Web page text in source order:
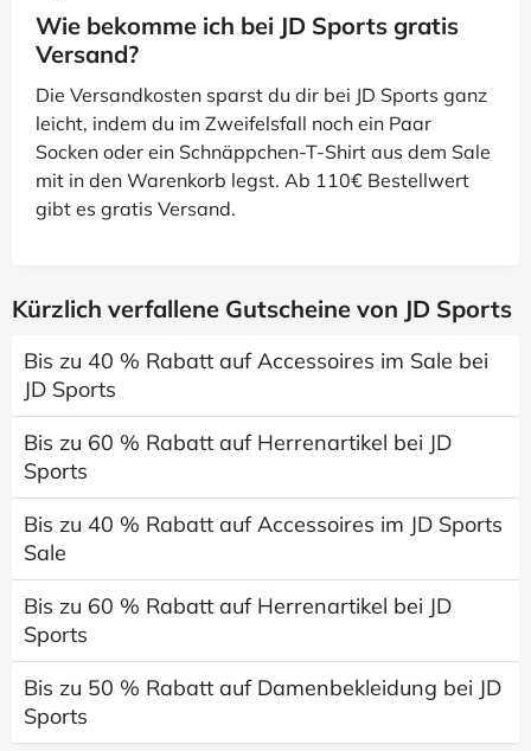
Wie bekomme ich bei JD Sports gratis
Versand?
Die Versandkosten sparst du dir bei JD Sports ganz
leicht, indem du im Zweifelsfall noch ein Paar
Socken oder ein Schnäppchen-T-Shirt aus dem Sale
mit in den Warenkorb legst. Ab 110€ Bestellwert
gibt es gratis Versand.
Kürzlich verfallene Gutscheine von JD Sports
Bis zu 40 % Rabatt auf Accessoires im Sale bei
JD Sports
Bis zu 60 % Rabatt auf Herrenartikel bei JD
Sports
Bis zu 40 % Rabatt auf Accessoires im JD Sports
Sale
Bis zu 60 % Rabatt auf Herrenartikel bei JD
Sports
Bis zu 50 % Rabatt auf Damenbekleidung bei JD
Sports